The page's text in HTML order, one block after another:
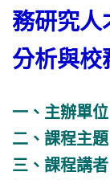
務研究人
分析與校
一、主辦單位
二、課程主題
三、課程講者